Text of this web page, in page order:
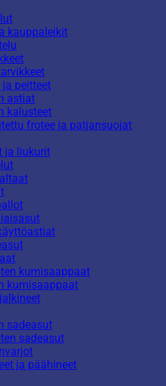
kauppaleikit
ja peitteet
astiat
kalusteet
frotee ja patjansuojat
ja liukurit
kumisaappaat
kumisaappaat
sadeasut
sadeasut
ja päähineet